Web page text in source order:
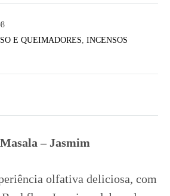
E QUEIMADORES, INCENSOS
– Jasmim
olfativa deliciosa, com